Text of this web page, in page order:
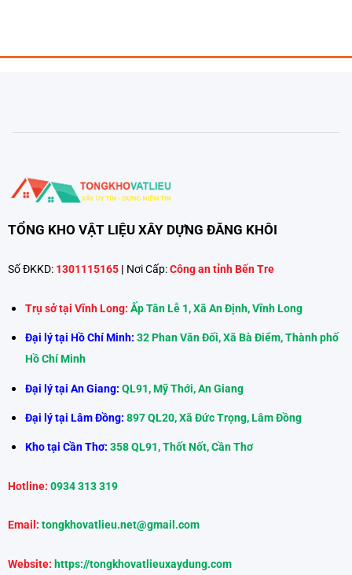
TỔNG KHO VẬT LIỆU XÂY DỰNG ĐĂNG KHÔI
Số ĐKKD: 1301115165 | Nơi Cấp: Công an tỉnh Bến Tre
Trụ sở tại Vĩnh Long: Ấp Tân Lễ 1, Xã An Định, Vĩnh Long
Đại lý tại Hồ Chí Minh: 32 Phan Văn Đối, Xã Bà Điểm, Thành phố
Hồ Chí Minh
Đại lý tại An Giang: QL91, Mỹ Thới, An Giang
Đại lý tại Lâm Đồng:897 QL20, Xã Đức Trọng, Lâm Đồng
Kho tại Cần Thơ: 358 QL91, Thốt Nốt, Cần Thơ
Hotline: 0934 313 319
Email: tongkhovatlieu.net@gmail.com
Website: https://tongkhovatlieuxaydung.com